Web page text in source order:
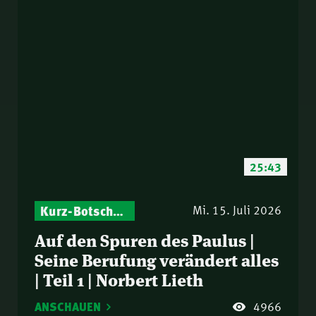
25:43
Kurz-Botschaften – Biblische Impulse mit Zukunft im Blick Mi. 15. Juli 2026
Auf den Spuren des Paulus |
Seine Berufung verändert alles
| Teil 1 | Norbert Lieth
ANSCHAUEN 4966